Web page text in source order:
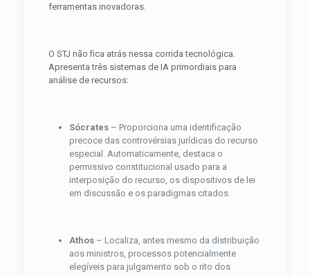
ferramentas inovadoras.
O STJ não fica atrás nessa corrida tecnológica.
Apresenta três sistemas de IA primordiais para
análise de recursos:
Sócrates– Proporciona uma identificação
precoce das controvérsias jurídicas do recurso
especial. Automaticamente, destaca o
permissivo constitucional usado para a
interposição do recurso, os dispositivos de lei
em discussão e os paradigmas citados.
Athos– Localiza, antes mesmo da distribuição
aos ministros, processos potencialmente
elegíveis para julgamento sob o rito dos